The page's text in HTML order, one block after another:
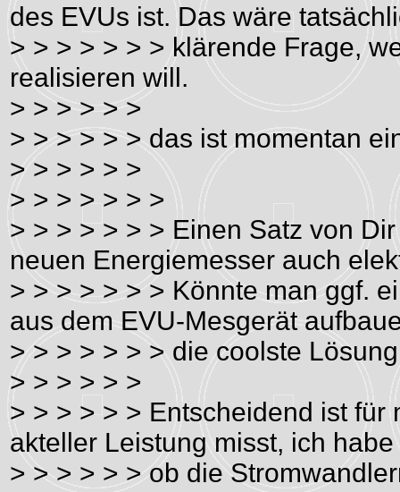
des EVUs ist. Das wäre
> > > > > > > klärende Frage,
realisieren will.
> > > > > >
> > > > > > das ist momentan
> > > > > >
> > > > > > >
> > > > > > > Einen Satz von
neuen Energiemesser auch
> > > > > > > Könnte man ggf.
aus dem EVU-Mesgerät
> > > > > > > die coolste
> > > > > >
> > > > > > Entscheidend ist für
akteller Leistung misst, ich
> > > > > > ob die